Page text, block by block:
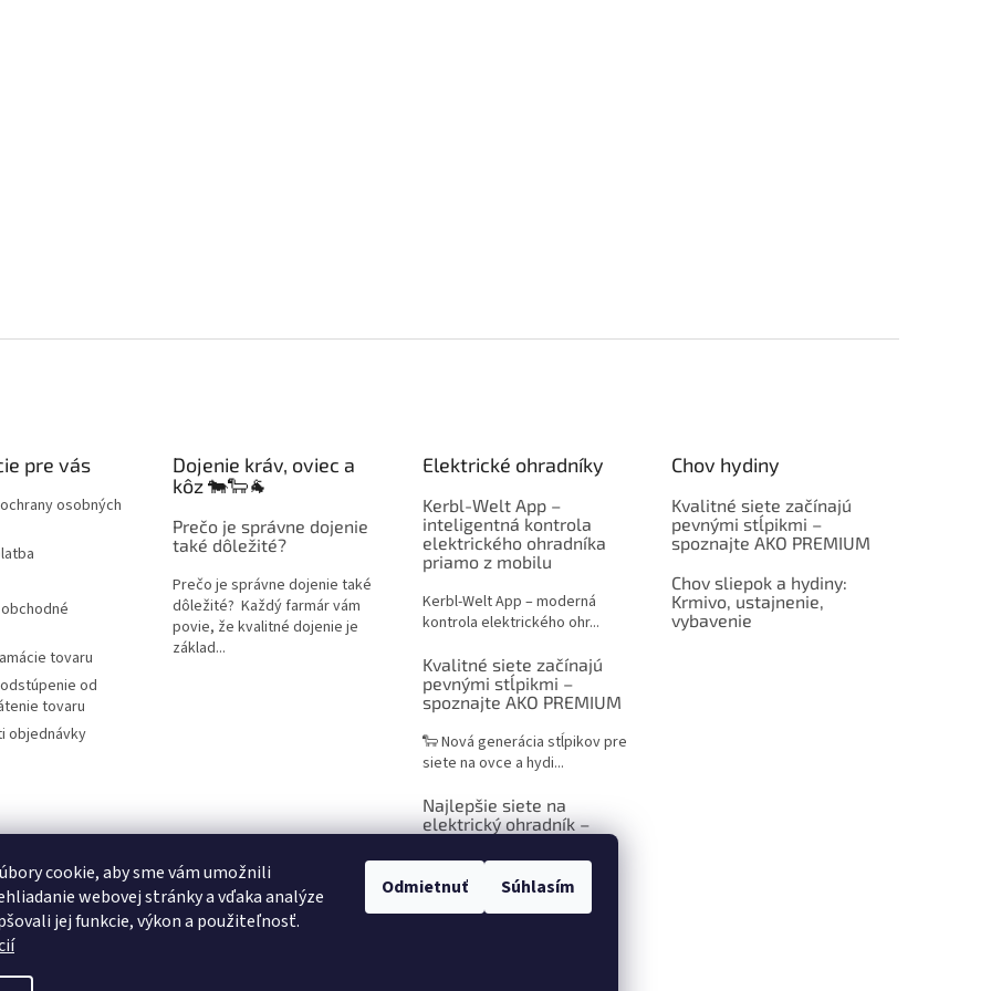
cookie, aby sme vám umožnili
webovej stránky a vďaka analýze
jej funkcie, výkon a použiteľnosť.
Odmietnuť Súhlasím
pre vás
osobných
tovaru
od
tovaru
objednávky
Dojenie kráv, oviec a
kôz 🐄🐑🐐
Prečo je správne dojenie
také dôležité?
Prečo je správne dojenie také
dôležité? Každý farmár vám
povie, že kvalitné dojenie je
základ...
Elektrické ohradníky
Kerbl-Welt App –
inteligentná kontrola
elektrického ohradníka
priamo z mobilu
Kerbl-Welt App – moderná
kontrola elektrického ohr...
Kvalitné siete začínajú
pevnými stĺpikmi –
spoznajte AKO PREMIUM
🐑 Nová generácia stĺpikov pre
siete na ovce a hydi...
Najlepšie siete na
elektrický ohradník –
praktický sprievodca pre
chovateľov
Chov hydiny
Kvalitné siete začínajú
pevnými stĺpikmi –
spoznajte AKO PREMIUM
Chov sliepok a hydiny:
Krmivo, ustajnenie,
vybavenie